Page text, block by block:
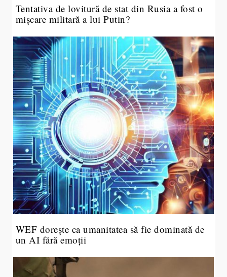
Tentativa de lovitură de stat din Rusia a fost o
mișcare militară a lui Putin?
WEF dorește ca umanitatea să fie dominată de
un AI fără emoții